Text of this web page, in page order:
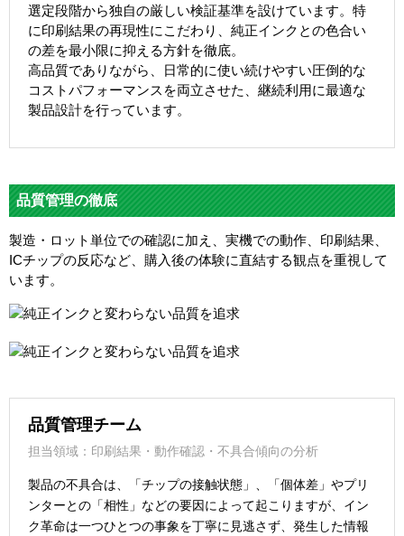
選定段階から独自の厳しい検証基準を設けています。特
に印刷結果の再現性にこだわり、純正インクとの色合い
の差を最小限に抑える方針を徹底。
高品質でありながら、日常的に使い続けやすい圧倒的な
コストパフォーマンスを両立させた、継続利用に最適な
製品設計を行っています。
品質管理の徹底
製造・ロット単位での確認に加え、実機での動作、印刷結果、
ICチップの反応など、購入後の体験に直結する観点を重視して
います。
品質管理チーム
担当領域：印刷結果・動作確認・不具合傾向の分析
製品の不具合は、「チップの接触状態」、「個体差」やプリ
ンターとの「相性」などの要因によって起こりますが、イン
ク革命は一つひとつの事象を丁寧に見逃さず、発生した情報